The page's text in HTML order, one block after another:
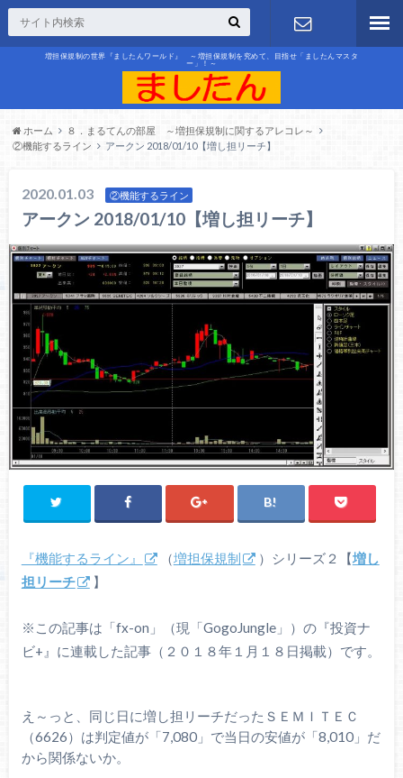
増担保規制の世界『ましたんワールド』 ～増担保規制を究めて、目指せ「ましたんマスタ
ー」！～
お問合せ
ホーム
８．まるてんの部屋 ～増担保規制に関するアレコレ～
②機能するライン
アークン 2018/01/10【増し担リーチ】
2020.01.03 ②機能するライン
アークン 2018/01/10【増し担リーチ】
『機能するライン』 （増担保規制 ）シリーズ２【増し
担リーチ
】
※この記事は「fx-on」（現「GogoJungle」）の『投資ナ
ビ+』に連載した記事（２０１８年１月１８日掲載）です。
え～っと、同じ日に増し担リーチだったＳＥＭＩＴＥＣ
（6626）は判定値が「7,080」で当日の安値が「8,010」だ
から関係ないか。